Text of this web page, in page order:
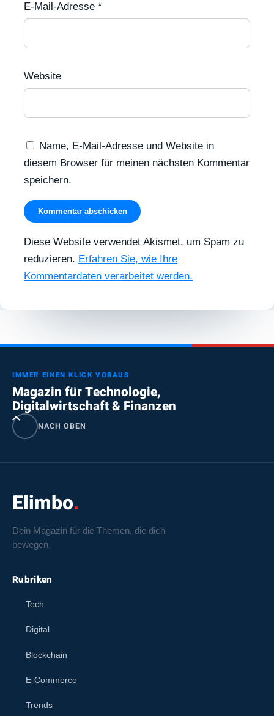
E-Mail-Adresse*
Website
Name, E-Mail-Adresse und Website in
diesem Browser für meinen nächsten Kommentar
speichern.
Diese Website verwendet Akismet, um Spam zu
reduzieren. Erfahren Sie, wie Ihre
Kommentardaten verarbeitet werden.
IMMER EINEN KLICK VORAUS
Magazin für Technologie,
Digitalwirtschaft & Finanzen
NACH OBEN
Elimbo
Dein Magazin für die Themen, die dich
bewegen.
Rubriken
Tech
Digital
Blockchain
E-Commerce
Trends